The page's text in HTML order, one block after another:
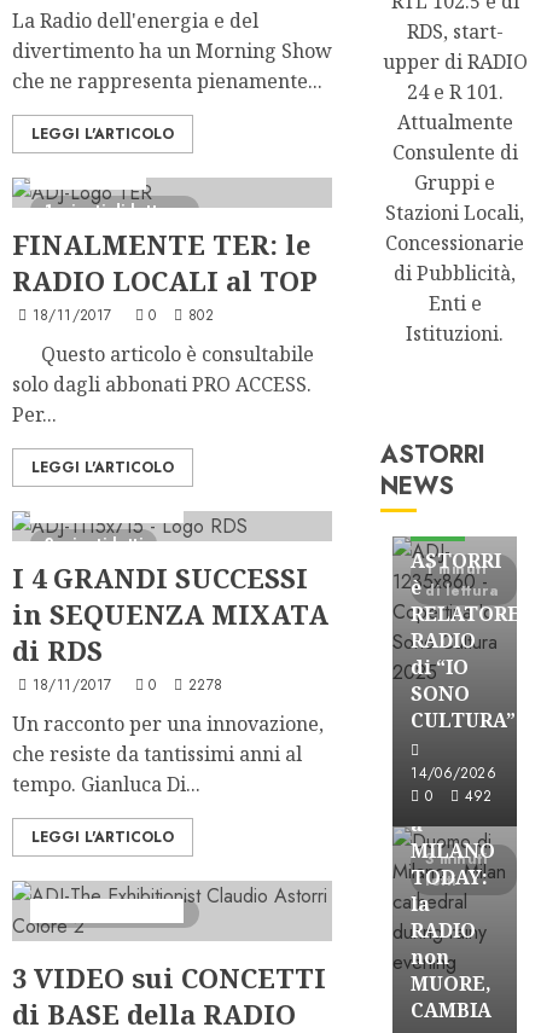
La Radio dell'energia e del
divertimento ha un Morning Show
che ne rappresenta pienamente...
LEGGI L'ARTICOLO
1 minuti di lettura
FINALMENTE TER: le
RADIO LOCALI al TOP
18/11/2017 0 802
Questo articolo è consultabile
solo dagli abbonati PRO ACCESS.
Per...
LEGGI L'ARTICOLO
2 minuti letti
I 4 GRANDI SUCCESSI
in SEQUENZA MIXATA
di RDS
18/11/2017 0 2278
Un racconto per una innovazione,
che resiste da tantissimi anni al
tempo. Gianluca Di...
LEGGI L'ARTICOLO
3 VIDEO sui CONCETTI
di BASE della RADIO
RDS, start-
upper di RADIO
24 e R 101.
Attualmente
Consulente di
Gruppi e
Stazioni Locali,
Concessionarie
di Pubblicità,
Enti e
Istituzioni.
ASTORRI
NEWS
1 minuti
di lettura
Astorri News
ASTORRI
è
RELATORE
RADIO
di “IO
SONO
CULTURA”
14/06/2026
0
492
3 minuti
letti
FREE
ASTORRI
a
MILANO
TODAY:
la
RADIO
non
MUORE,
CAMBIA